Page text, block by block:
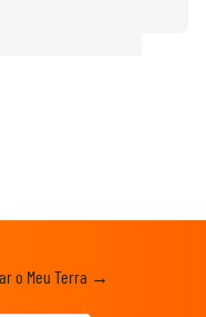
o Meu Terra →